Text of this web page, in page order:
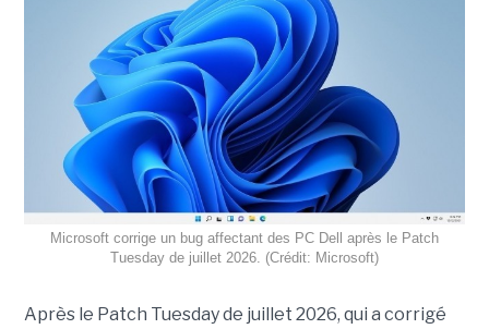
Microsoft corrige un bug affectant des PC Dell après le Patch
Tuesday de juillet 2026. (Crédit: Microsoft)
Après le Patch Tuesday de juillet 2026, qui a corrigé